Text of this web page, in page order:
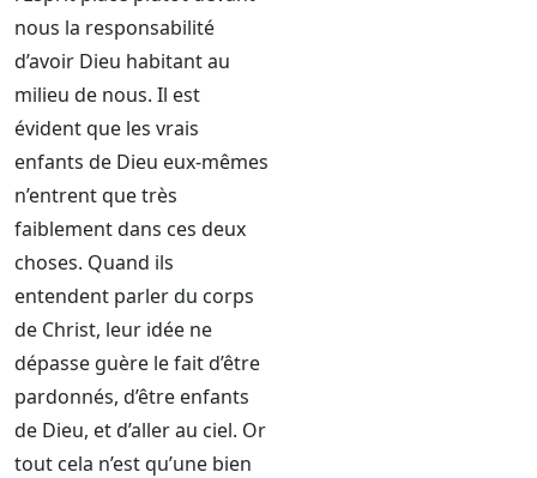
nous la responsabilité
d’avoir Dieu habitant au
milieu de nous. Il est
évident que les vrais
enfants de Dieu eux-mêmes
n’entrent que très
faiblement dans ces deux
choses. Quand ils
entendent parler du corps
de Christ, leur idée ne
dépasse guère le fait d’être
pardonnés, d’être enfants
de Dieu, et d’aller au ciel. Or
tout cela n’est qu’une bien